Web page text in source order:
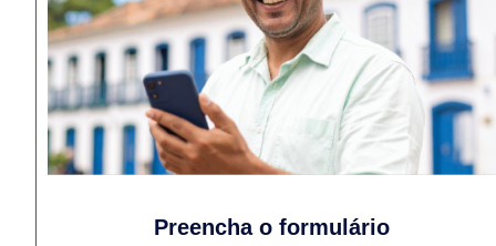
Preencha o formulário